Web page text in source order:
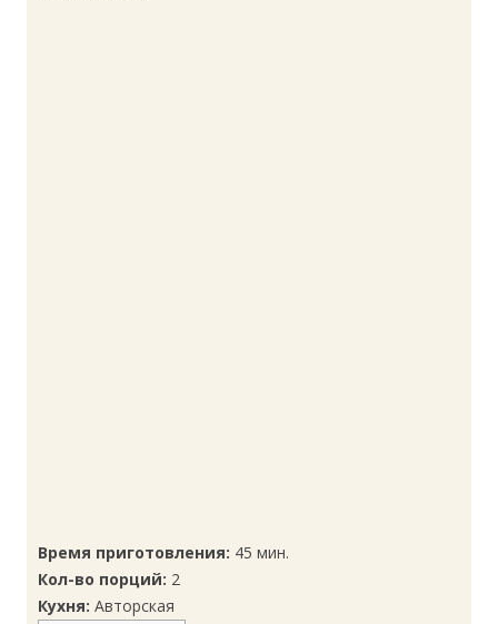
Время приготовления: 45 мин.
Кол-во порций: 2
Кухня: Авторская